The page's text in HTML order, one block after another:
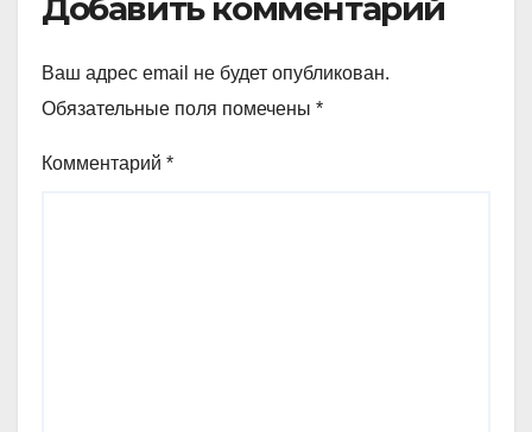
Ваш адрес email не будет опубликован.
Обязательные поля помечены *
Комментарий *